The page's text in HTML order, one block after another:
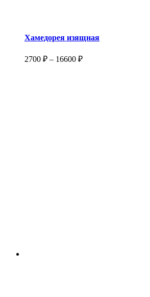
Хамедорея изящная
2700 ₽ – 16600 ₽